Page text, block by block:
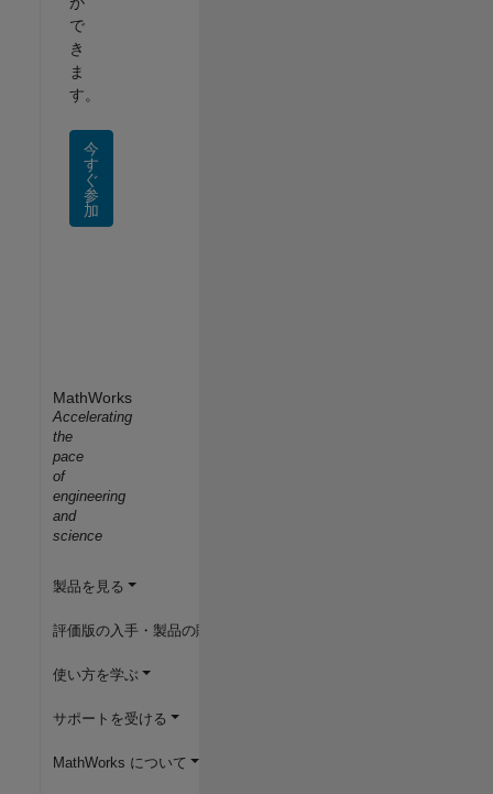
で
き
ま
す。
今
す
ぐ
参
加
MathWorks
Accelerating
the
pace
of
engineering
and
science
製品を見る
評価版の入手・製品の購入
使い方を学ぶ
サポートを受ける
MathWorks について